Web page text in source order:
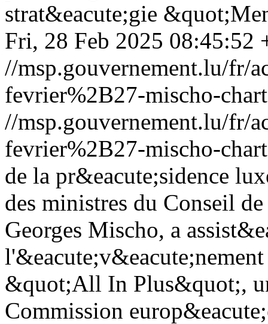
strat&eacute;gie
Fri, 28 Feb 2025 08:45:52
//msp.gouvernement.lu/fr/
fevrier%2B27-mischo-
//msp.gouvernement.lu/fr/
fevrier%2B27-mischo-
de la pr&eacute;sidence
des ministres du Conseil
Georges Mischo, a
&quot;All In Plus&quot;,
Commission